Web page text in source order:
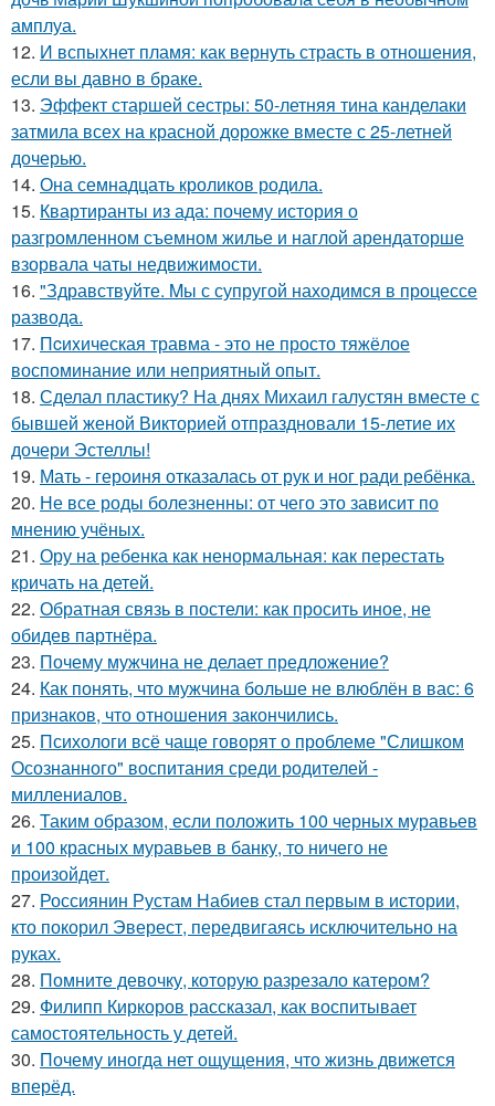
амплуа.
12. И вспыхнет пламя: как вернуть страсть в отношения,
если вы давно в браке.
13. Эффект старшей сестры: 50-летняя тина канделаки
затмила всех на красной дорожке вместе с 25-летней
дочерью.
14. Она семнадцать кроликов родила.
15. Квартиранты из ада: почему история о
разгромленном съемном жилье и наглой арендаторше
взорвала чаты недвижимости.
16. "Здравствуйте. Mы с супругой находимся в процессе
развода.
17. Пcиxическая травма - это не просто тяжёлое
воспоминание или неприятный опыт.
18. Сделал пластику? На днях Михаил галустян вместе с
бывшей женой Викторией отпраздновали 15-летие их
дочери Эстеллы!
19. Мать - героиня отказалась от рук и ног ради ребёнка.
20. Не все роды болезненны: от чего это зависит по
мнению учёных.
21. Ору на ребенка как ненормальная: как перестать
кричать на детей.
22. Обратная связь в постели: как просить иное, не
обидев партнёра.
23. Почему мужчина не делает предложение?
24. Как понять, что мужчина больше не влюблён в вас: 6
признаков, что отношения закончились.
25. Психологи всё чаще говорят о проблеме "Слишком
Осознанного" воспитания среди родителей -
миллениалов.
26. Таким образом, если положить 100 черных муравьев
и 100 красных муравьев в банку, то ничего не
произойдет.
27. Россиянин Рустам Набиев стал первым в истории,
кто покорил Эверест, передвигаясь исключительно на
руках.
28. Помните девочку, которую разрезало катером?
29. Филипп Киркоров рассказал, как воспитывает
самостоятельность у детей.
30. Почему иногда нет ощущения, что жизнь движется
вперёд.